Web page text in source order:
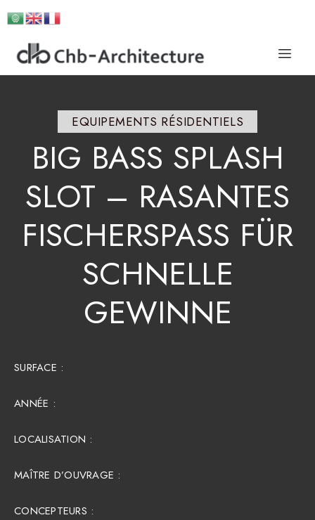
EQUIPEMENTS RÉSIDENTIELS
BIG BASS SPLASH
SLOT – RASANTES
FISCHERSPASS
FÜR
SCHNELLE
GEWINNE
SURFACE :​
ANNÉE :
LOCALISATION :
MAÎTRE D’OUVRAGE :
CONCEPTEURS :